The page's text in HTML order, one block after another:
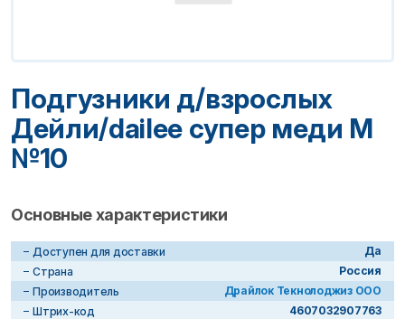
Подгузники д/взрослых
Дейли/dailee супер меди M
№10
Основные характеристики
Доступен для доставки
Да
Страна
Россия
Производитель
Драйлок Текнолоджиз ООО
Штрих-код
4607032907763